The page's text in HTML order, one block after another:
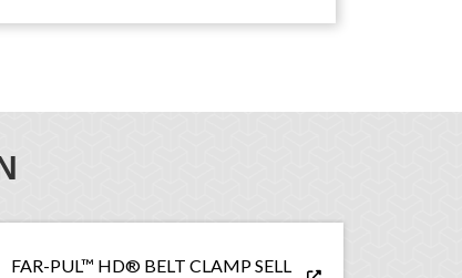
FAR-PUL™ HD® BELT CLAMP SELL